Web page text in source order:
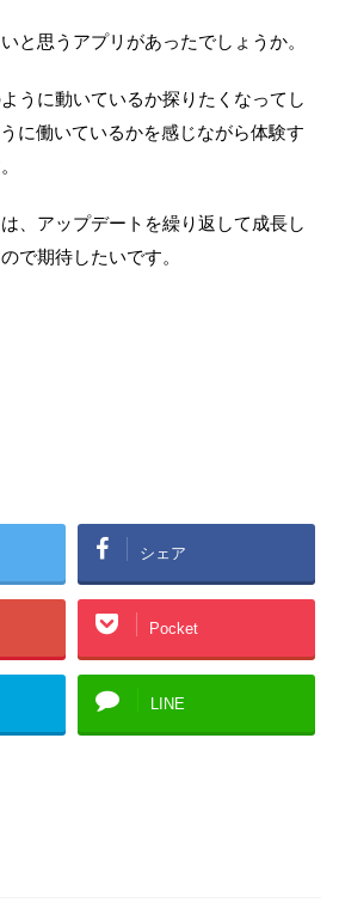
と思うアプリがあったでしょうか。
うに動いているか探りたくなってし
に働いているかを感じながら体験す
、アップデートを繰り返して成長し
で期待したいです。
シェア
Pocket
LINE